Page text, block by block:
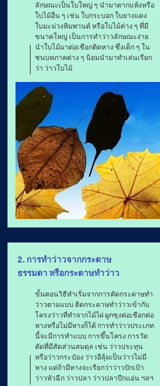
ลักษณะเป็นใบใหญ่ ๆ นำมาตากแห้งหรือ
ใบไม้อื่น ๆ เช่น ใบกระบอก ใบยางแดง
ใบมะม่วงหิมพานต์ หรือใบไม้ต่าง ๆ ที่มี
ขนาดใหญ่ เป็นการทำว่าวลักษณะง่าย
นำใบไม้มาต่อเชือกติดหาง ซึ่งเด็ก ๆ ใน
ชนบทภาคต่าง ๆ นิยมนำมาทำเล่นเรียก
ว่า ว่าวใบไม้
2. การทำว่าวจากกระดาษ
ธรรมดา หรือกระดาษทำว่าว
ขั้นตอนวิธีทำเริ่มจากการตัดกระดาษทำ
ว่าวตามแบบ ติดกระดาษทำว่าวเข้ากับ
โครงว่าวที่ทำจากไม้ไผ่ ผูกซุงต่อเชือกต่อ
หางหรือไม่มีหางก็ได้ การทำว่าวประเภท
นี้จะมีการทำแบบ การขึ้นโครง การวัด
ตัดที่มีสัดส่วนสมดุล เช่น ว่าวประทุน
หรือว่าวกระป๋อง ว่าวอีลุ้มเป็นว่าวไม่มี
หาง แต่ถ้ามีหางจะเรียกว่าว่าวปักเป้า
ว่าวหัวฉีก ว่าวปลา ว่าวปลาปีกแอ่น ฯลฯ